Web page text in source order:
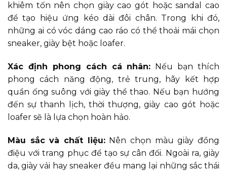
khiêm tốn nên chọn giày cao gót hoặc sandal cao
để tạo hiệu ứng kéo dài đôi chân. Trong khi đó,
những ai có vóc dáng cao ráo có thể thoải mái chọn
sneaker, giày bệt hoặc loafer.
Xác định phong cách cá nhân: Nếu bạn thích
phong cách năng động, trẻ trung, hãy kết hợp
quần ống suông với giày thể thao. Nếu bạn hướng
đến sự thanh lịch, thời thượng, giày cao gót hoặc
loafer sẽ là lựa chọn hoàn hảo.
Màu sắc và chất liệu:Nên chọn màu giày đồng
điệu với trang phục để tạo sự cân đối. Ngoài ra, giày
da, giày vải hay sneaker đều mang lại những sắc thái